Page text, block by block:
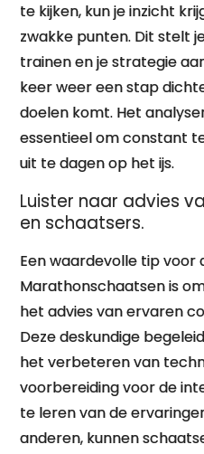
te kijken, kun je inzicht
zwakke punten. Dit stelt
trainen en je strategie
keer weer een stap
doelen komt. Het
essentieel om constant
uit te dagen op het ijs.
Luister naar advies
en schaatsers.
Een waardevolle tip voor
Marathonschaatsen is
het advies van ervaren
Deze deskundige
het verbeteren van
voorbereiding voor de
te leren van de
anderen, kunnen